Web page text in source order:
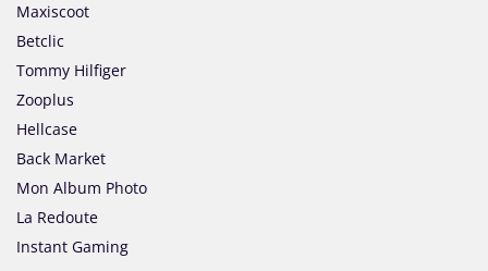
Maxiscoot
Betclic
Tommy Hilfiger
Zooplus
Hellcase
Back Market
Mon Album Photo
La Redoute
Instant Gaming